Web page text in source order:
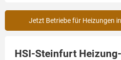
Jetzt Betriebe für Heizungen
HSI-Steinfurt